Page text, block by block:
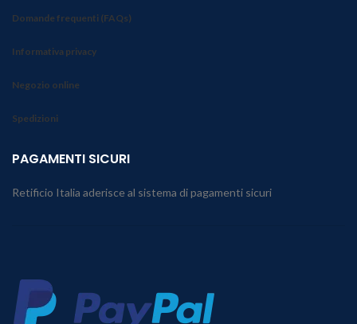
Domande frequenti (FAQs)
Informativa privacy
Negozio online
Spedizioni
PAGAMENTI SICURI
Retificio Italia aderisce al sistema di pagamenti sicuri